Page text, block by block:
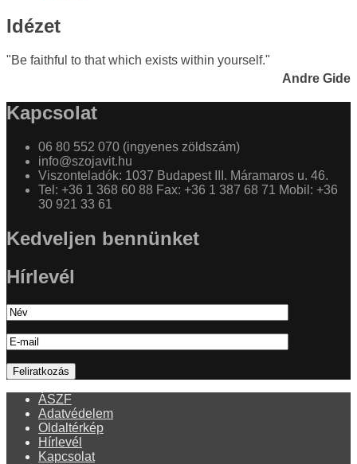
Idézet
"Be faithful to that which exists within yourself."
Andre Gide
Kapcsolat
06 80 552 070 (ingyenes zöldszám)
info@szojavit.hu
Viszonteladók: 1037 Budapest III. Máramaros u. 46.
Tel: +36 1 368 60 88 Fax: +36 1 387 68 71 Mobil: +36
30 921 33 61
Kedveljen bennünket
Hírlevél
ÁSZF
Adatvédelem
Oldaltérkép
Hírlevél
Kapcsolat